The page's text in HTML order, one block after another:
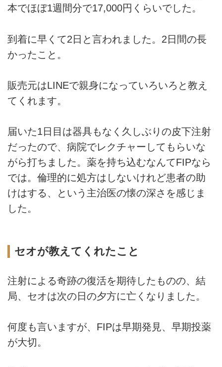
本でほぼ1週間分で17,000円くらいでした。
到着に早くて2日と言われました。2日間の長
かったこと。
販売元はLINEで親身になっていろいろと教え
てくれます。
届いた1日目は器具もなく久しぶりの皮下注射
だったので、病院でレクチャーしてもらいな
がら打ちました。薬を持ち込むなんてFIPなら
では。倫理的に処方はしないけれど患者の助
けはする、という主治医の懐の深さを感じま
した。
セオが教えてくれたこと
注射による奇跡の復活を期待したものの、結
局、セオは次の日の夕方に亡くなりました。
何度も言いますが、FIPは早期発見、早期投薬
が大切。